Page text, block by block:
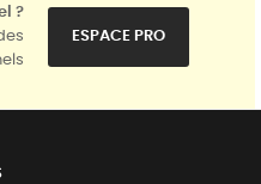
?
ESPACE PRO